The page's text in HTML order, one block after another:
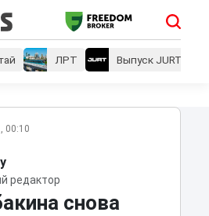
ЛРТ Выпуск JURT
00:10
редактор
снова